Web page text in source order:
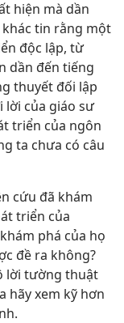
hiện mà dần
tin rằng một
độc lập, từ
dần đến tiếng
thuyết đối lập
lời của giáo sư
triển của ngôn
ta chưa có câu
cứu đã khám
triển của
phá của họ
đề ra không?
lời tường thuật
hãy xem kỹ hơn